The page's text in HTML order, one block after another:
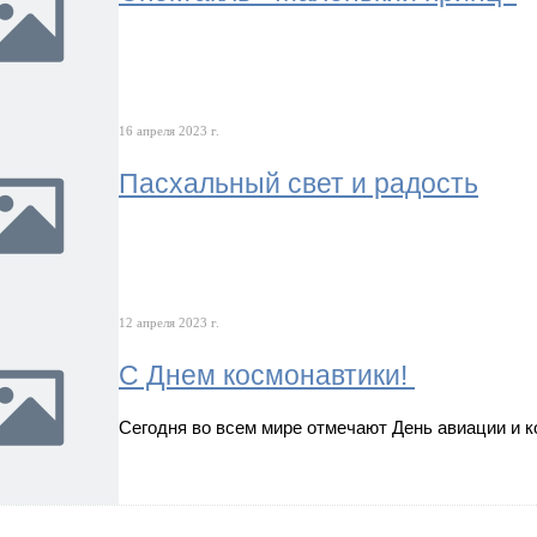
16 апреля 2023 г.
Пасхальный свет и радость
12 апреля 2023 г.
С Днем космонавтики!
Сегодня во всем мире отмечают День авиации и